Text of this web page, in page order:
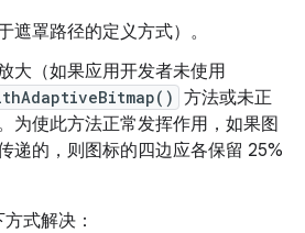
遮罩路径的定义方式）。
大（如果应用开发者未使用
方法或未正
为使此方法正常发挥作用，如果图
递的，则图标的四边应各保留 25%
式解决：